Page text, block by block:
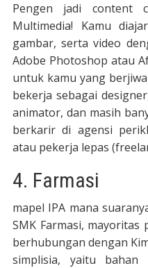
Pengen jadi content
Multimedia! Kamu
gambar, serta video
Adobe Photoshop atau
untuk kamu yang
bekerja sebagai
animator, dan masih
berkarir di agensi
atau pekerja lepas
4. Farmasi
mapel IPA mana
SMK Farmasi,
berhubungan dengan
simplisia, yaitu bahan